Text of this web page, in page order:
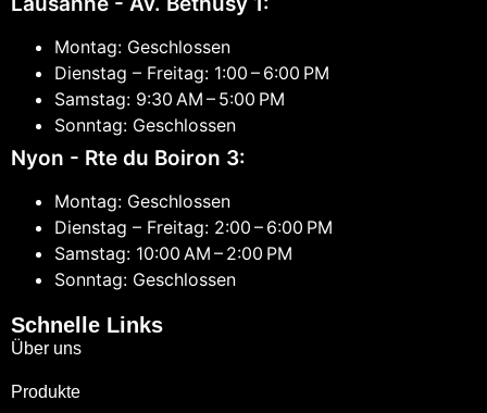
Montag: Geschlossen
Dienstag – Freitag: 1:00 – 6:00 PM
Samstag: 9:30 AM – 5:00 PM
Sonntag: Geschlossen
Nyon - Rte du Boiron 3:
Montag: Geschlossen
Dienstag – Freitag: 2:00 – 6:00 PM
Samstag: 10:00 AM – 2:00 PM
Sonntag: Geschlossen
Schnelle Links
Über uns
Produkte